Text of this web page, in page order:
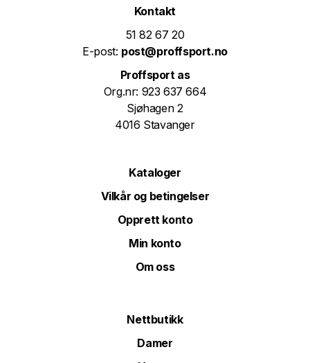
Kontakt
51 82 67 20
E-post: post@proffsport.no
Proffsport as
Org.nr: 923 637 664
Sjøhagen 2
4016 Stavanger
Kataloger
Vilkår og betingelser
Opprett konto
Min konto
Om oss
Nettbutikk
Damer